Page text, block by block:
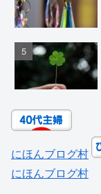
にほんブログ村
にほんブログ村